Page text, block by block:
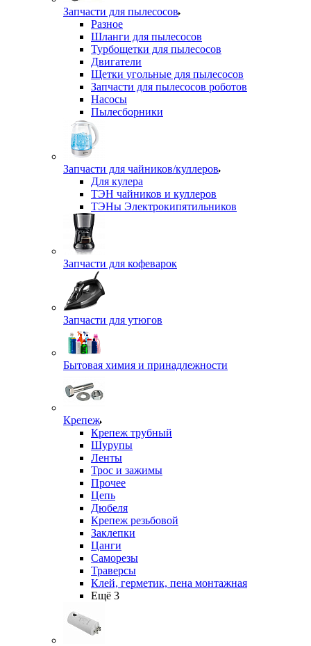
Запчасти для пылесосов
Разное
Шланги для пылесосов
Турбощетки для пылесосов
Двигатели
Щетки угольные для пылесосов
Запчасти для пылесосов роботов
Насосы
Пылесборники
Запчасти для чайников/куллеров
Для кулера
ТЭН чайников и куллеров
ТЭНы Электрокипятильников
Запчасти для кофеварок
Запчасти для утюгов
Бытовая химия и принадлежности
Крепеж
Крепеж трубный
Шурупы
Ленты
Трос и зажимы
Прочее
Цепь
Дюбеля
Крепеж резьбовой
Заклепки
Цанги
Саморезы
Траверсы
Клей, герметик, пена монтажная
Ещё 3